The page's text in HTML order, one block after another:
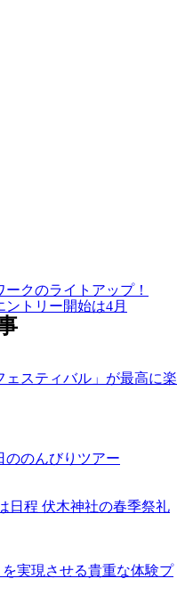
クのライトアップ！
トリー開始は4月
スティバル」が最高に楽
ののんびりツアー
日程 伏木神社の春季祭礼
を実現させる貴重な体験プ